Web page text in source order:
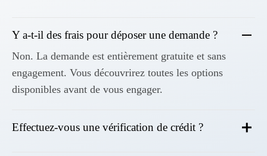
Y a-t-il des frais pour déposer une demande ?
Non. La demande est entièrement gratuite et sans
engagement. Vous découvrirez toutes les options
disponibles avant de vous engager.
Effectuez-vous une vérification de crédit ?